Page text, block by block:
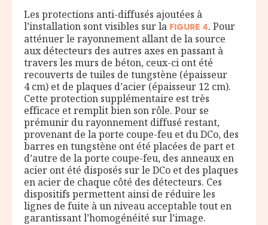
Les protections anti-diffusés ajoutées à
l’installation sont visibles sur la FIGURE 4. Pour
atténuer le rayonnement allant de la source
aux détecteurs des autres axes en passant à
travers les murs de béton, ceux-ci ont été
recouverts de tuiles de tungstène (épaisseur
4 cm) et de plaques d’acier (épaisseur 12 cm).
Cette protection supplémentaire est très
efficace et remplit bien son rôle. Pour se
prémunir du rayonnement diffusé restant,
provenant de la porte coupe-feu et du DCo, des
barres en tungstène ont été placées de part et
d’autre de la porte coupe-feu, des anneaux en
acier ont été disposés sur le DCo et des plaques
en acier de chaque côté des détecteurs. Ces
dispositifs permettent ainsi de réduire les
lignes de fuite à un niveau acceptable tout en
garantissant l’homogénéité sur l’image.